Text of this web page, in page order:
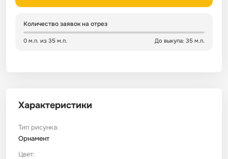
Количество заявок на отрез
0 м.п. из 35 м.п. До выкупа: 35 м.п.
Характеристики
Тип рисунка:
Орнамент
Цвет:
Сатин
Сатин Страйп
Сатин Твил
ТиСи Твил
Трикотаж
Зеленый
Детский
Город / архитектура
Морская тема